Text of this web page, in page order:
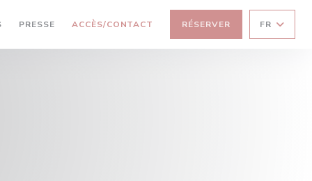
PRESSE ACCÈS/CONTACT RÉSERVER FR